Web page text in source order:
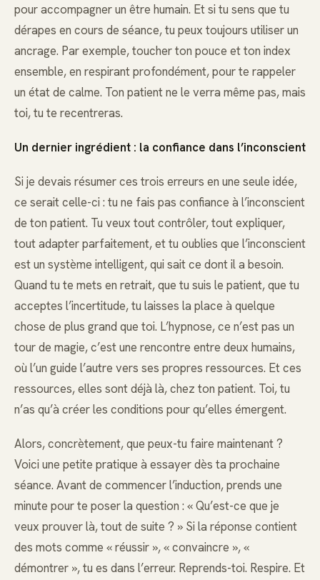
pour accompagner un être humain. Et si tu sens que tu
dérapes en cours de séance, tu peux toujours utiliser un
ancrage. Par exemple, toucher ton pouce et ton index
ensemble, en respirant profondément, pour te rappeler
un état de calme. Ton patient ne le verra même pas, mais
toi, tu te recentreras.
Un dernier ingrédient : la confiance dans l’inconscient
Si je devais résumer ces trois erreurs en une seule idée,
ce serait celle-ci : tu ne fais pas confiance à l’inconscient
de ton patient. Tu veux tout contrôler, tout expliquer,
tout adapter parfaitement, et tu oublies que l’inconscient
est un système intelligent, qui sait ce dont il a besoin.
Quand tu te mets en retrait, que tu suis le patient, que tu
acceptes l’incertitude, tu laisses la place à quelque
chose de plus grand que toi. L’hypnose, ce n’est pas un
tour de magie, c’est une rencontre entre deux humains,
où l’un guide l’autre vers ses propres ressources. Et ces
ressources, elles sont déjà là, chez ton patient. Toi, tu
n’as qu’à créer les conditions pour qu’elles émergent.
Alors, concrètement, que peux-tu faire maintenant ?
Voici une petite pratique à essayer dès ta prochaine
séance. Avant de commencer l’induction, prends une
minute pour te poser la question : « Qu’est-ce que je
veux prouver là, tout de suite ? » Si la réponse contient
des mots comme « réussir », « convaincre », «
démontrer », tu es dans l’erreur. Reprends-toi. Respire. Et